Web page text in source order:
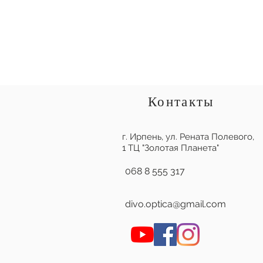
Контакты
г. Ирпень, ул. Рената Полевого,
1 ТЦ "Золотая Планета"
068 8 555 317
divo.optica@gmail.com